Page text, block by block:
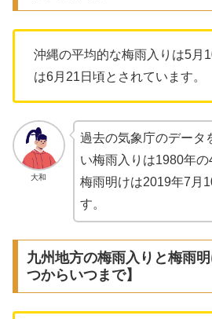
沖縄の平均的な梅雨入りは5月
は6月21日頃とされています。
大和
過去の気象庁のデータ
い梅雨入りは1980年
梅雨明けは2019年7月
す。
九州地方の梅雨入りと梅雨
つからいつまで】